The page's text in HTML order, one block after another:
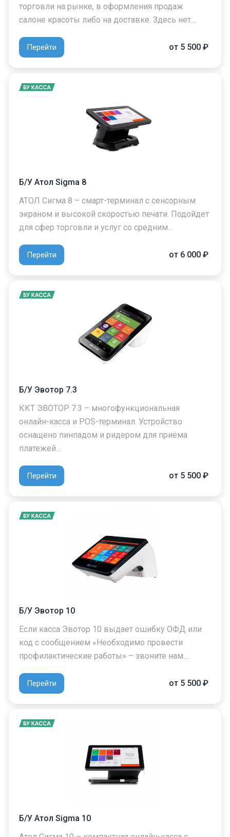
торговли на рынке, в оформления продаж
салоне красоты либо на доставке. Здесь нет…
Перейти от 5 500 ₽
Б/У Атол Sigma 8
АТОЛ Сигма 8 – смарт-терминал с сенсорным
экраном и высокой скоростью печати. Подойдет
для сфер торговли и услуг со средним…
Перейти от 6 000 ₽
Б/У Эвотор 7.3
ККТ ЭВОТОР 7.3 – многофункциональная
онлайн-касса и POS-терминал. Устройство
оснащено пинпадом и ридером для приёма
платежей…
Перейти от 5 500 ₽
Б/У Эвотор 10
Если касса Эвотор 10 выдает ошибку ОФД или
код с сообщением «Необходимо провести
профилактические работы» – звоните нам.…
Перейти от 5 500 ₽
Б/У Атол Sigma 10